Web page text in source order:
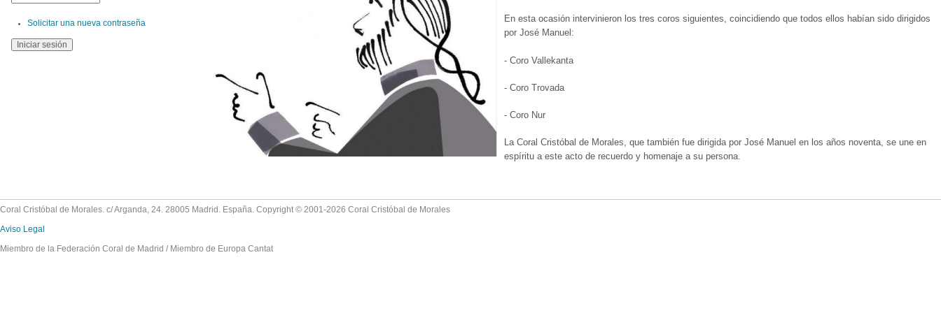
En esta ocasión intervinieron los tres coros siguientes, coincidiendo que todos ellos habían sido dirigidos
por José Manuel:
- Coro Vallekanta
- Coro Trovada
- Coro Nur
La Coral Cristóbal de Morales, que también fue dirigida por José Manuel en los años noventa, se une en
espíritu a este acto de recuerdo y homenaje a su persona.
Solicitar una nueva contraseña
Coral Cristóbal de Morales. c/ Arganda, 24. 28005 Madrid. España. Copyright © 2001-2026 Coral Cristóbal de Morales
Aviso Legal
Miembro de la Federación Coral de Madrid / Miembro de Europa Cantat